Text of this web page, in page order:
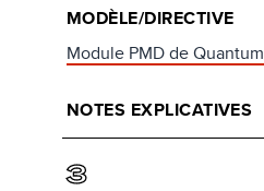
MODÈLE/DIRECTIVE
Module PMD de Quantum
NOTES EXPLICATIVES
3